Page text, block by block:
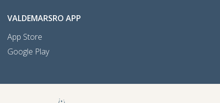
VALDEMARSRO APP
App Store
Google Play